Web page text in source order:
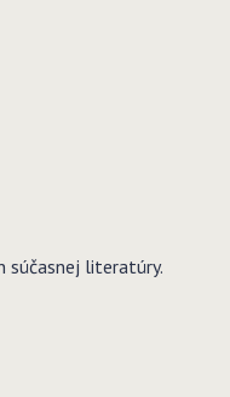
súčasnej literatúry.